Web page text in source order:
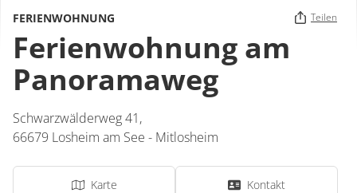
FERIENWOHNUNG Teilen
Ferienwohnung am
Panoramaweg
Schwarzwälderweg 41,
66679 Losheim am See - Mitlosheim
Karte Kontakt